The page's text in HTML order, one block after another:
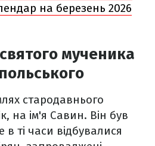
на березень 2026
мученика
стародавнього
на ім'я Савин. Він був
ті часи відбувалися